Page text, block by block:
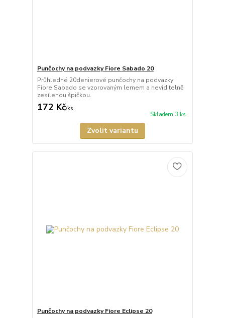
Punčochy na podvazky Fiore Sabado 20
Průhledné 20denierové punčochy na podvazky
Fiore Sabado se vzorovaným lemem a neviditelně
zesílenou špičkou.
172 Kč/ks
Skladem 3 ks
Zvolit variantu
Punčochy na podvazky Fiore Eclipse 20